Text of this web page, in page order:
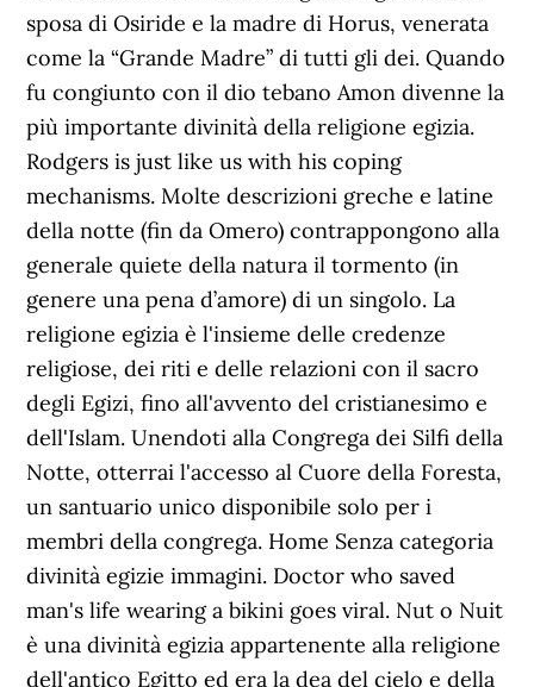
sposa di Osiride e la madre di Horus, venerata
come la “Grande Madre” di tutti gli dei. Quando
fu congiunto con il dio tebano Amon divenne la
più importante divinità della religione egizia.
Rodgers is just like us with his coping
mechanisms. Molte descrizioni greche e latine
della notte (fin da Omero) contrappongono alla
generale quiete della natura il tormento (in
genere una pena d’amore) di un singolo. La
religione egizia è l'insieme delle credenze
religiose, dei riti e delle relazioni con il sacro
degli Egizi, fino all'avvento del cristianesimo e
dell'Islam. Unendoti alla Congrega dei Silfi della
Notte, otterrai l'accesso al Cuore della Foresta,
un santuario unico disponibile solo per i
membri della congrega. Home Senza categoria
divinità egizie immagini. Doctor who saved
man's life wearing a bikini goes viral. Nut o Nuit
è una divinità egizia appartenente alla religione
dell'antico Egitto ed era la dea del cielo e della